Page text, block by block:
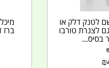
לטנק דלק או
לצנרת טורבו
בסיס...
₪